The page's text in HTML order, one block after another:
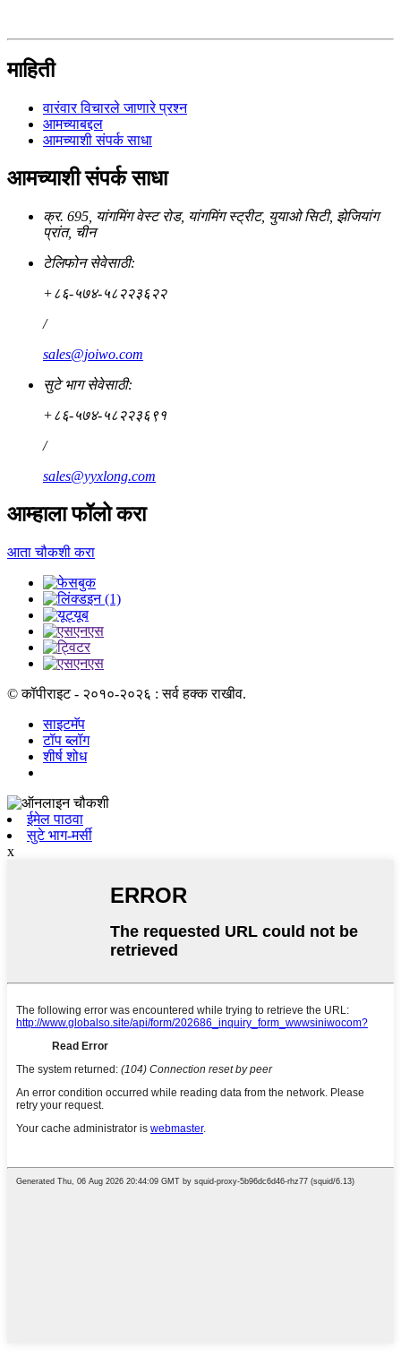
माहिती
वारंवार विचारले जाणारे प्रश्न
आमच्याबद्दल
आमच्याशी संपर्क साधा
आमच्याशी संपर्क साधा
क्र. 695, यांगमिंग वेस्ट रोड, यांगमिंग स्ट्रीट, युयाओ सिटी, झेजियांग
प्रांत, चीन
टेलिफोन सेवेसाठी:
+८६-५७४-५८२२३६२२
/
sales@joiwo.com
सुटे भाग सेवेसाठी:
+८६-५७४-५८२२३६९१
/
sales@yyxlong.com
आम्हाला फॉलो करा
आता चौकशी करा
© कॉपीराइट - २०१०-२०२६ : सर्व हक्क राखीव.
साइटमॅप
टॉप ब्लॉग
शीर्ष शोध
ईमेल पाठवा
सुटे भाग-मर्सी
x